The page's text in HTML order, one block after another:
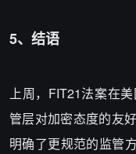
5、结语
上周，FIT21法案在
管层对加密态度的友
明确了更规范的监管